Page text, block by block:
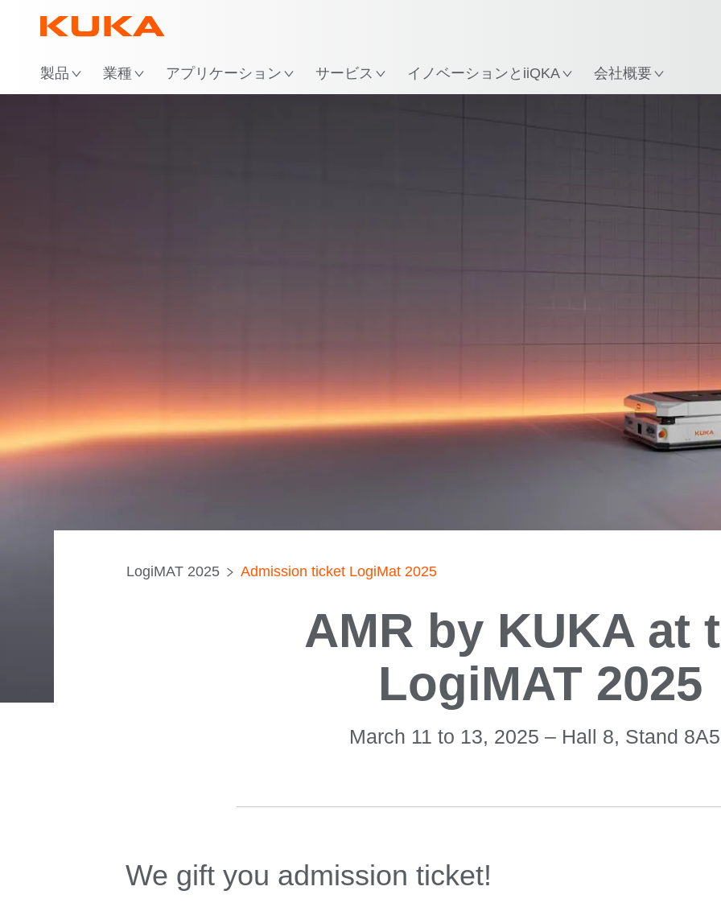
製品 業種 アプリケーション サービス イノベーションとiiQKA 会社概要
LogiMAT 2025 Admission ticket LogiMat 2025
AMR by KUKA at
LogiMAT 2025
March 11 to 13, 2025 – Hall 8, Stand
We gift you admission ticket!